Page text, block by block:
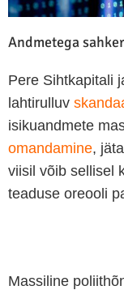
Andmetega
Pere Sihtkapitali
lahtirulluv
isikuandmete
omandamine,
viisil võib sellisel
teaduse oreooli
Massiline